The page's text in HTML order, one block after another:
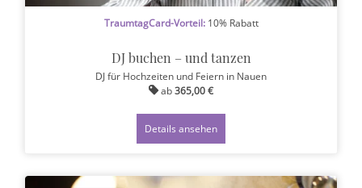
TraumtagCard-Vorteil:10% Rabatt
DJ buchen – und tanzen
DJ für Hochzeiten und Feiern in Nauen
ab365,00 €
Details ansehen